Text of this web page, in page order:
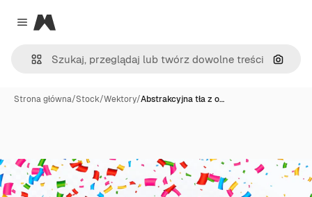
Close menu
Magnific
Szukaj
Strona główna/Stock/Wektory/Abstrakcyjna tła z o…